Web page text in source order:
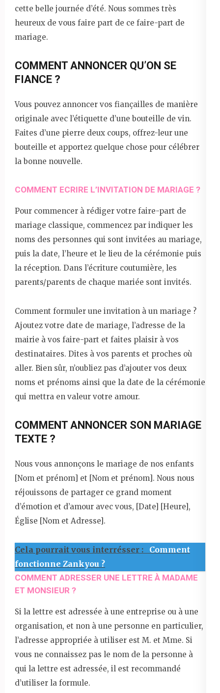
cette belle journée d’été. Nous sommes très
heureux de vous faire part de ce faire-part de
mariage.
COMMENT ANNONCER QU’ON SE
FIANCE ?
Vous pouvez annoncer vos fiançailles de manière
originale avec l’étiquette d’une bouteille de vin.
Faites d’une pierre deux coups, offrez-leur une
bouteille et apportez quelque chose pour célébrer
la bonne nouvelle.
COMMENT ECRIRE L’INVITATION DE MARIAGE ?
Pour commencer à rédiger votre faire-part de
mariage classique, commencez par indiquer les
noms des personnes qui sont invitées au mariage,
puis la date, l’heure et le lieu de la cérémonie puis
la réception. Dans l’écriture coutumière, les
parents/parents de chaque mariée sont invités.
Comment formuler une invitation à un mariage ?
Ajoutez votre date de mariage, l’adresse de la
mairie à vos faire-part et faites plaisir à vos
destinataires. Dites à vos parents et proches où
aller. Bien sûr, n’oubliez pas d’ajouter vos deux
noms et prénoms ainsi que la date de la cérémonie
qui mettra en valeur votre amour.
COMMENT ANNONCER SON MARIAGE
TEXTE ?
Nous vous annonçons le mariage de nos enfants
[Nom et prénom] et [Nom et prénom]. Nous nous
réjouissons de partager ce grand moment
d’émotion et d’amour avec vous, [Date] [Heure],
Église [Nom et Adresse].
Cela pourrait vous interrésser :
Comment
fonctionne Zankyou ?
COMMENT ADRESSER UNE LETTRE À MADAME
ET MONSIEUR ?
Si la lettre est adressée à une entreprise ou à une
organisation, et non à une personne en particulier,
l’adresse appropriée à utiliser est M. et Mme. Si
vous ne connaissez pas le nom de la personne à
qui la lettre est adressée, il est recommandé
d’utiliser la formule.